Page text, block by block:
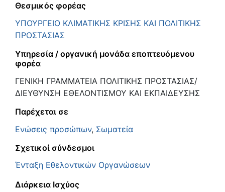
Θεσμικός φορέας
ΥΠΟΥΡΓΕΙΟ ΚΛΙΜΑΤΙΚΗΣ ΚΡΙΣΗΣ ΚΑΙ ΠΟΛΙΤΙΚΗΣ
ΠΡΟΣΤΑΣΙΑΣ
Υπηρεσία / οργανική μονάδα εποπτευόμενου
φορέα
ΓΕΝΙΚΗ ΓΡΑΜΜΑΤΕΙΑ ΠΟΛΙΤΙΚΗΣ ΠΡΟΣΤΑΣΙΑΣ/
ΔΙΕΥΘΥΝΣΗ ΕΘΕΛΟΝΤΙΣΜΟΥ ΚΑΙ ΕΚΠΑΙΔΕΥΣΗΣ
Παρέχεται σε
Ενώσεις προσώπων, Σωματεία
Σχετικοί σύνδεσμοι
Ένταξη Εθελοντικών Οργανώσεων
Διάρκεια Ισχύος